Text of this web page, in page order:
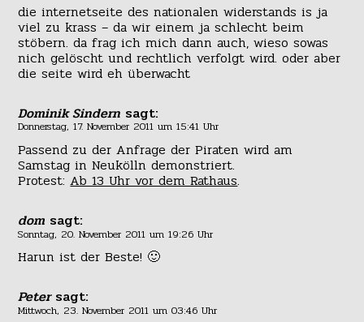
die internetseite des nationalen widerstands is ja
viel zu krass – da wir einem ja schlecht beim
stöbern. da frag ich mich dann auch, wieso sowas
nich gelöscht und rechtlich verfolgt wird. oder aber
die seite wird eh überwacht
Dominik Sindern sagt:
Donnerstag, 17. November 2011 um 15:41 Uhr
Passend zu der Anfrage der Piraten wird am
Samstag in Neukölln demonstriert.
Protest:Ab 13 Uhr vor dem Rathaus.
dom sagt:
Sonntag, 20. November 2011 um 19:26 Uhr
Harun ist der Beste! 🙂
Peter sagt:
Mittwoch, 23. November 2011 um 03:46 Uhr